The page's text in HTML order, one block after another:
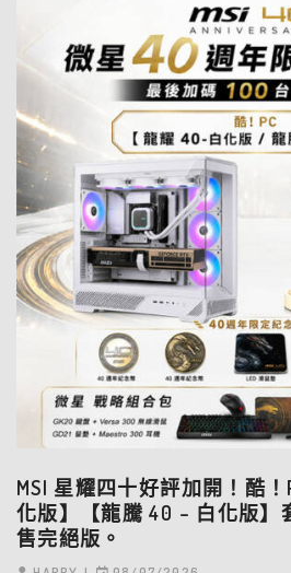
MSI 星耀四十好評加開！酷
化版】【龍騰 40 – 白化版】
售完絕版。